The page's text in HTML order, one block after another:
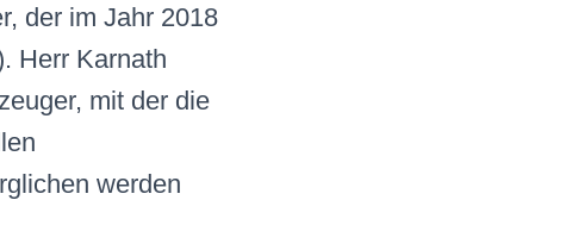
der im Jahr 2018
Herr Karnath
mit der die
werden